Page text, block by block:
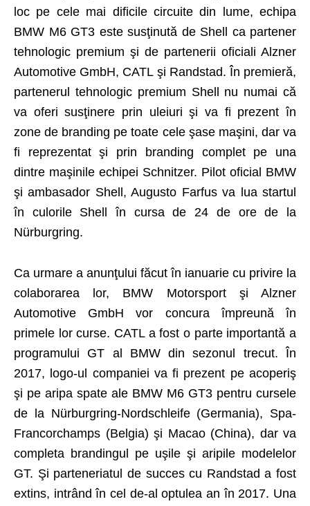
loc pe cele mai dificile circuite din lume, echipa
BMW M6 GT3 este susţinută de Shell ca partener
tehnologic premium şi de partenerii oficiali Alzner
Automotive GmbH, CATL şi Randstad. În premieră,
partenerul tehnologic premium Shell nu numai că
va oferi susţinere prin uleiuri şi va fi prezent în
zone de branding pe toate cele şase maşini, dar va
fi reprezentat şi prin branding complet pe una
dintre maşinile echipei Schnitzer. Pilot oficial BMW
şi ambasador Shell, Augusto Farfus va lua startul
în culorile Shell în cursa de 24 de ore de la
Nürburgring.
Ca urmare a anunţului făcut în ianuarie cu privire la
colaborarea lor, BMW Motorsport şi Alzner
Automotive GmbH vor concura împreună în
primele lor curse. CATL a fost o parte importantă a
programului GT al BMW din sezonul trecut. În
2017, logo-ul companiei va fi prezent pe acoperiş
şi pe aripa spate ale BMW M6 GT3 pentru cursele
de la Nürburgring-Nordschleife (Germania), Spa-
Francorchamps (Belgia) şi Macao (China), dar va
completa brandingul pe uşile şi aripile modelelor
GT. Şi parteneriatul de succes cu Randstad a fost
extins, intrând în cel de-al optulea an în 2017. Una